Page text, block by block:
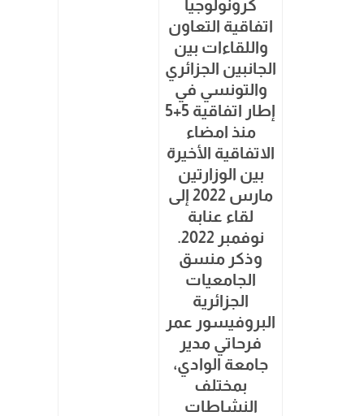
كرونولوجيا
اتفاقية التعاون
واللقاءات بين
الجانبين الجزائري
والتونسي في
إطار اتفاقية 5+5
منذ امضاء
الاتفاقية الأخيرة
بين الوزارتين
مارس 2022 إلى
لقاء عنابة
نوفمبر 2022.
وذكر منسق
الجامعيات
الجزائرية
البروفيسور عمر
فرحاتي مدير
جامعة الوادي،
بمختلف
النشاطات